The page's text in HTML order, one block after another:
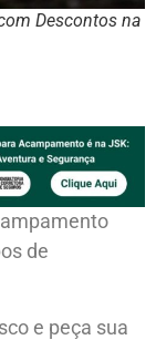
Descontos na
de
e peça sua